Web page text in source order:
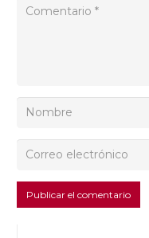
Publicar el comentario